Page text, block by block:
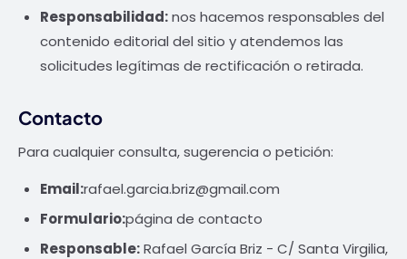
Responsabilidad:nos hacemos responsables del
contenido editorial del sitio y atendemos las
solicitudes legítimas de rectificación o retirada.
Contacto
Para cualquier consulta, sugerencia o petición:
Email:rafael.garcia.briz@gmail.com
Formulario:página de contacto
Responsable:Rafael García Briz - C/ Santa Virgilia,